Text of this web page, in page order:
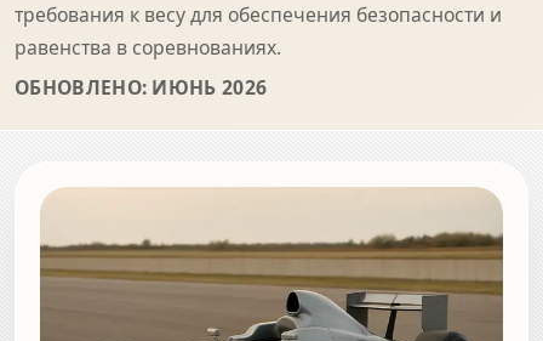
требования к весу для обеспечения безопасности и
равенства в соревнованиях.
ОБНОВЛЕНО: ИЮНЬ 2026